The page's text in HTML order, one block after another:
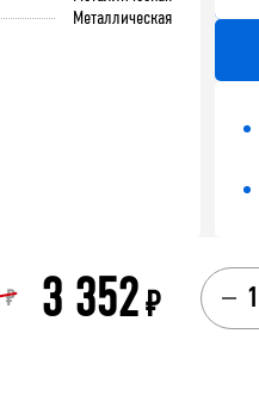
Металлическая
₽ 3 352₽